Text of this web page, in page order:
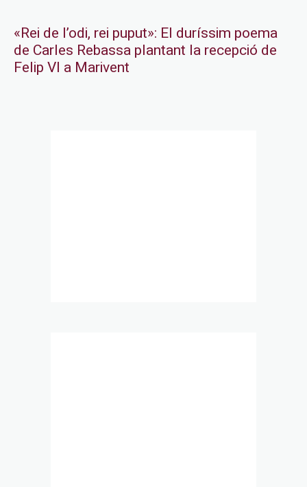
«Rei de l’odi, rei puput»: El duríssim poema
de Carles Rebassa plantant la recepció de
Felip VI a Marivent